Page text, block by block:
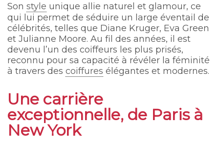
Son style unique allie naturel et glamour, ce
qui lui permet de séduire un large éventail de
célébrités, telles que Diane Kruger, Eva Green
et Julianne Moore. Au fil des années, il est
devenu l’un des coiffeurs les plus prisés,
reconnu pour sa capacité à révéler la féminité
à travers des coiffures élégantes et modernes.
Une carrière
exceptionnelle, de Paris à
New York